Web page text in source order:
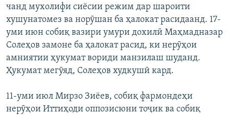
чанд мухолифи сиёсии режим дар шароити
хушунатомез ва норӯшан ба ҳалокат расидаанд. 17-
уми июн собиқ вазири умури дохилӣ Маҳмадназар
Солеҳов замоне ба ҳалокат расид, ки нерӯҳои
амниятии ҳукумат вориди манзилаш шуданд.
Ҳукумат мегӯяд, Солеҳов худкушӣ кард.
11-уми июл Мирзо Зиёев, собиқ фармондеҳи
нерӯҳои Иттиҳоди оппозисюни тоҷик ва собиқ